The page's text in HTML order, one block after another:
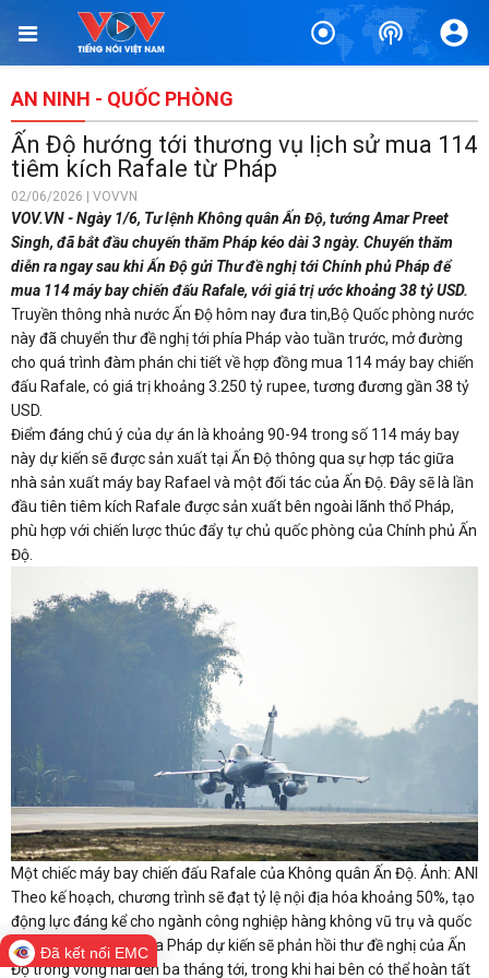
AN NINH - QUỐC PHÒNG
Ấn Độ hướng tới thương vụ lịch sử mua 114
tiêm kích Rafale từ Pháp
02/06/2026 | VOVVN
VOV.VN - Ngày 1/6, Tư lệnh Không quân Ấn Độ, tướng Amar Preet
Singh, đã bắt đầu chuyến thăm Pháp kéo dài 3 ngày. Chuyến thăm
diễn ra ngay sau khi Ấn Độ gửi Thư đề nghị tới Chính phủ Pháp để
mua 114 máy bay chiến đấu Rafale, với giá trị ước khoảng 38 tỷ USD.
Truyền thông nhà nước Ấn Độ hôm nay đưa tin,Bộ Quốc phòng nước
này đã chuyển thư đề nghị tới phía Pháp vào tuần trước, mở đường
cho quá trình đàm phán chi tiết về hợp đồng mua 114 máy bay chiến
đấu Rafale, có giá trị khoảng 3.250 tỷ rupee, tương đương gần 38 tỷ
USD.
Điểm đáng chú ý của dự án là khoảng 90-94 trong số 114 máy bay
này dự kiến sẽ được sản xuất tại Ấn Độ thông qua sự hợp tác giữa
nhà sản xuất máy bay Rafael và một đối tác của Ấn Độ. Đây sẽ là lần
đầu tiên tiêm kích Rafale được sản xuất bên ngoài lãnh thổ Pháp,
phù hợp với chiến lược thúc đẩy tự chủ quốc phòng của Chính phủ Ấn
Độ.
Một chiếc máy bay chiến đấu Rafale của Không quân Ấn Độ. Ảnh: ANI
Theo kế hoạch, chương trình sẽ đạt tỷ lệ nội địa hóa khoảng 50%, tạo
động lực đáng kể cho ngành công nghiệp hàng không vũ trụ và quốc
phòng của Ấn Độ. Phía Pháp dự kiến sẽ phản hồi thư đề nghị của Ấn
Độ trong vòng hai đến ba tháng tới, trong khi hai bên có thể hoàn tất
Đã kết nối EMC